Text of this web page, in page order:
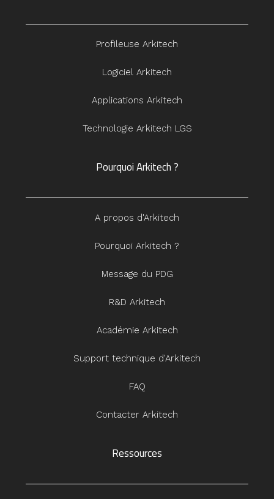
Profileuse Arkitech
Logiciel Arkitech
Applications Arkitech
Technologie Arkitech LGS
Pourquoi Arkitech ?
A propos d'Arkitech
Pourquoi Arkitech ?
Message du PDG
R&D Arkitech
Académie Arkitech
Support technique d'Arkitech
FAQ
Contacter Arkitech
Ressources